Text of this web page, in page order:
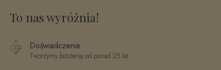
kwarc dymny
To nas wyróżnia!
Doświadczenie
Tworzymy biżuterię od ponad 25 lat